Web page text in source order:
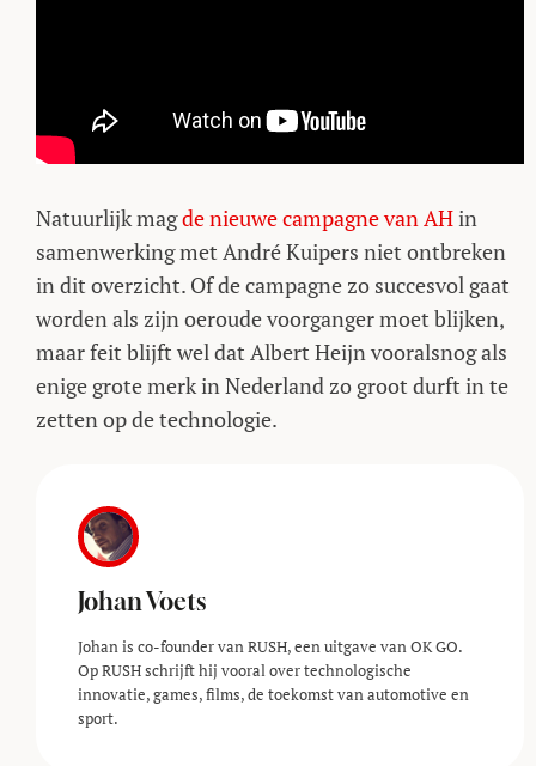
Natuurlijk magde nieuwe campagne van AHin
samenwerking met André Kuipers niet ontbreken
in dit overzicht. Of de campagne zo succesvol gaat
worden als zijn oeroude voorganger moet blijken,
maar feit blijft wel dat Albert Heijn vooralsnog als
enige grote merk in Nederland zo groot durft in te
zetten op de technologie.
Johan Voets
Johan is co-founder van RUSH, een uitgave van OK GO.
Op RUSH schrijft hij vooral over technologische
innovatie, games, films, de toekomst van automotive en
sport.